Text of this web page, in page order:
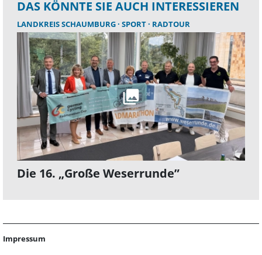
DAS KÖNNTE SIE AUCH INTERESSIEREN
LANDKREIS SCHAUMBURG SPORT RADTOUR
Die 16. „Große Weserrunde”
Impressum